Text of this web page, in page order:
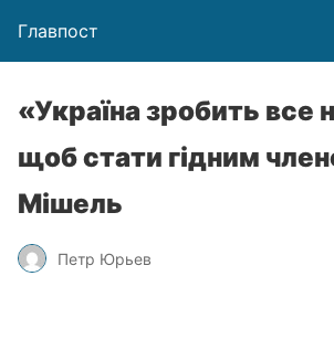
Главпост
«Україна зробить все
щоб стати гідним
Мішель
Петр Юрьев